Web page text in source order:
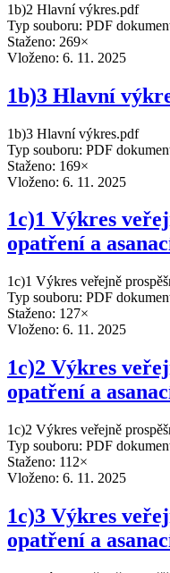
1b)2 Hlavní výkres.pdf
Typ souboru: PDF
Staženo: 269×
Vloženo: 6. 11. 2025
1b)3 Hlavní
1b)3 Hlavní výkres.pdf
Typ souboru: PDF
Staženo: 169×
Vloženo: 6. 11. 2025
1c)1 Výkres
opatření a
1c)1 Výkres veřejně
Typ souboru: PDF
Staženo: 127×
Vloženo: 6. 11. 2025
1c)2 Výkres
opatření a
1c)2 Výkres veřejně
Typ souboru: PDF
Staženo: 112×
Vloženo: 6. 11. 2025
1c)3 Výkres
opatření a